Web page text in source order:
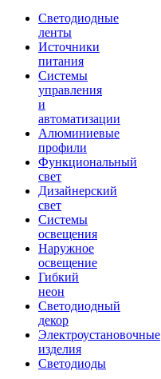
Светодиодные
ленты
Источники
питания
Системы
управления
и
автоматизации
Алюминиевые
профили
Функциональный
свет
Дизайнерский
свет
Системы
освещения
Наружное
освещение
Гибкий
неон
Светодиодный
декор
Электроустановочные
изделия
Светодиоды